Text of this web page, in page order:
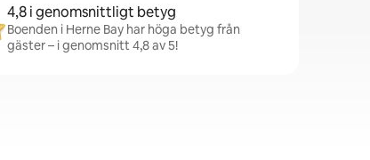
4,8 i genomsnittligt betyg
Boenden i Herne Bay har höga betyg från
gäster – i genomsnitt 4,8 av 5!